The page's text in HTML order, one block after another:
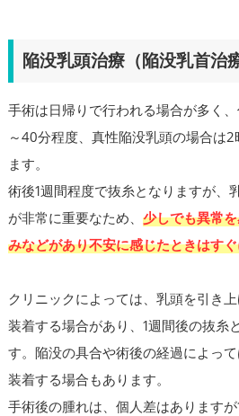
陥没乳頭治療（陥没乳首治
手術は日帰りで行われる場合が多く
～40分程度、真性陥没乳頭の場合は
ます。
術後1週間程度で抜糸となりますが、
が非常に重要なため、 少しでも異常
みなどがあり不安に感じたときはす
クリニックによっては、乳頭を引き
装着する場合があり、1週間後の抜糸
す。陥没の具合や術後の経過によっ
装着する場合もあります。
手術後の腫れは、個人差はあります